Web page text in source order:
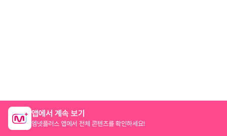
앱에서 계속 보기
엠넷플러스 앱에서 전체 콘텐츠를 확인하세요!